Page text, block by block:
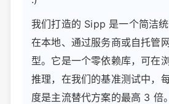
我们打造的 Sipp 是一个简洁
在本地、通过服务商或自托管
型。它是一个零依赖库，可在
推理，在我们的基准测试中，
度是主流替代方案的最高 3 倍。